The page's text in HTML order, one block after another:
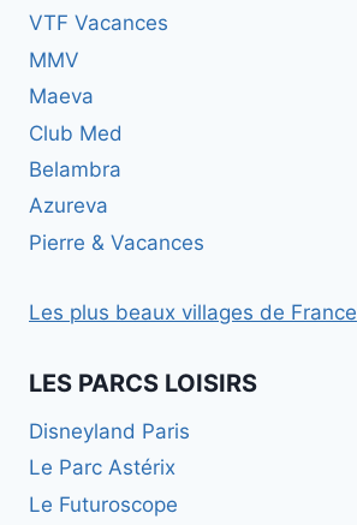
VTF Vacances
MMV
Maeva
Club Med
Belambra
Azureva
Pierre & Vacances
Les plus beaux villages de France
LES PARCS LOISIRS
Disneyland Paris
Le Parc Astérix
Le Futuroscope